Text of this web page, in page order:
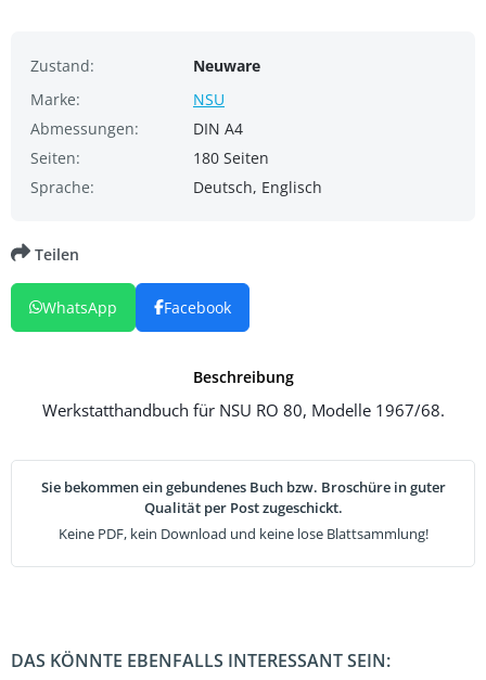
Zustand:
Neuware
Marke:
NSU
Abmessungen:
DIN A4
Seiten:
180 Seiten
Sprache:
Deutsch, Englisch
Beschreibung
Werkstatthandbuch für NSU RO 80, Modelle 1967/68.
Sie bekommen ein gebundenes Buch bzw. Broschüre in guter
Qualität per Post zugeschickt.
Keine PDF, kein Download und keine lose Blattsammlung!
Teilen
WhatsApp Facebook
DAS KÖNNTE EBENFALLS INTERESSANT SEIN: